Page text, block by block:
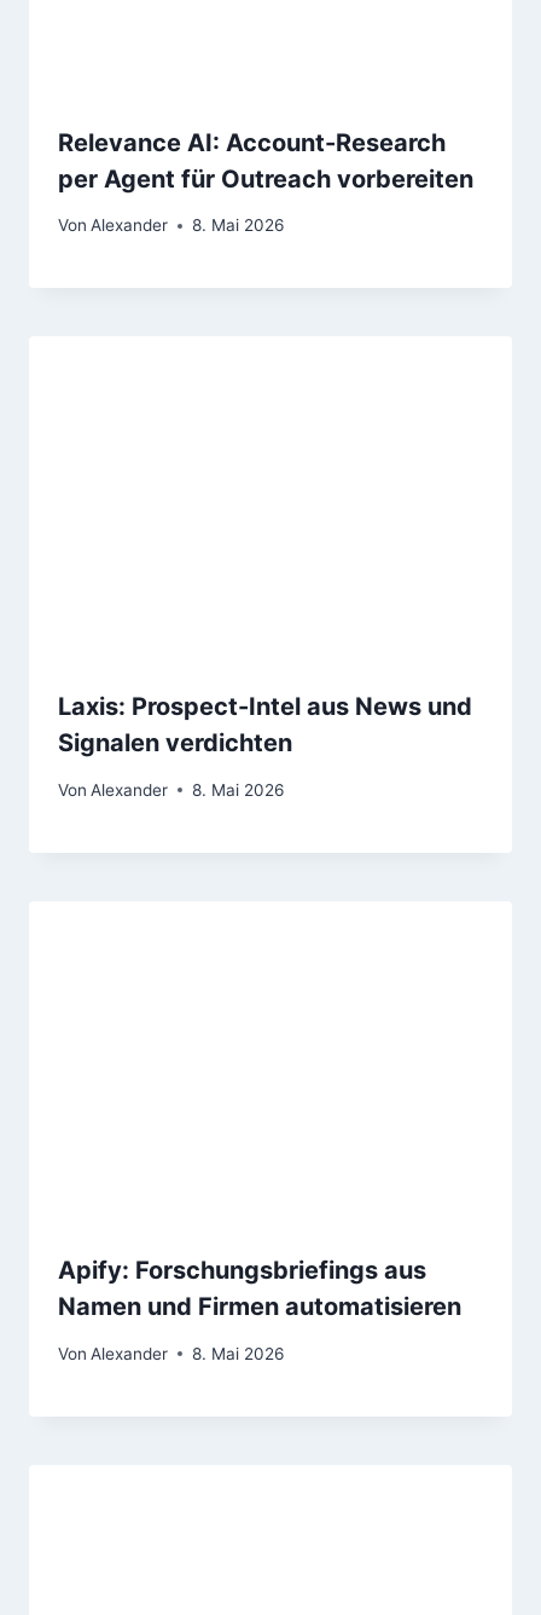
Relevance AI: Account-Research
per Agent für Outreach vorbereiten
Von Alexander 8. Mai 2026
Laxis: Prospect-Intel aus News und
Signalen verdichten
Von Alexander 8. Mai 2026
Apify: Forschungsbriefings aus
Namen und Firmen automatisieren
Von Alexander 8. Mai 2026